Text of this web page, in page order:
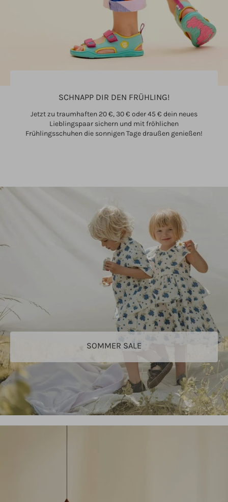
SCHNAPP DIR DEN FRÜHLING!
Jetzt zu traumhaften 20 €, 30 € oder 45 € dein neues
Lieblingspaar sichern und mit fröhlichen
Frühlingsschuhen die sonnigen Tage draußen genießen!
SOMMER SALE